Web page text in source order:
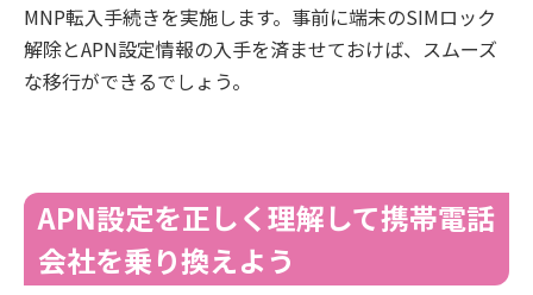
MNP転入手続きを実施します。事前に端末のSIMロック
解除とAPN設定情報の入手を済ませておけば、スムーズ
な移行ができるでしょう。
APN設定を正しく理解して携帯電話
会社を乗り換えよう